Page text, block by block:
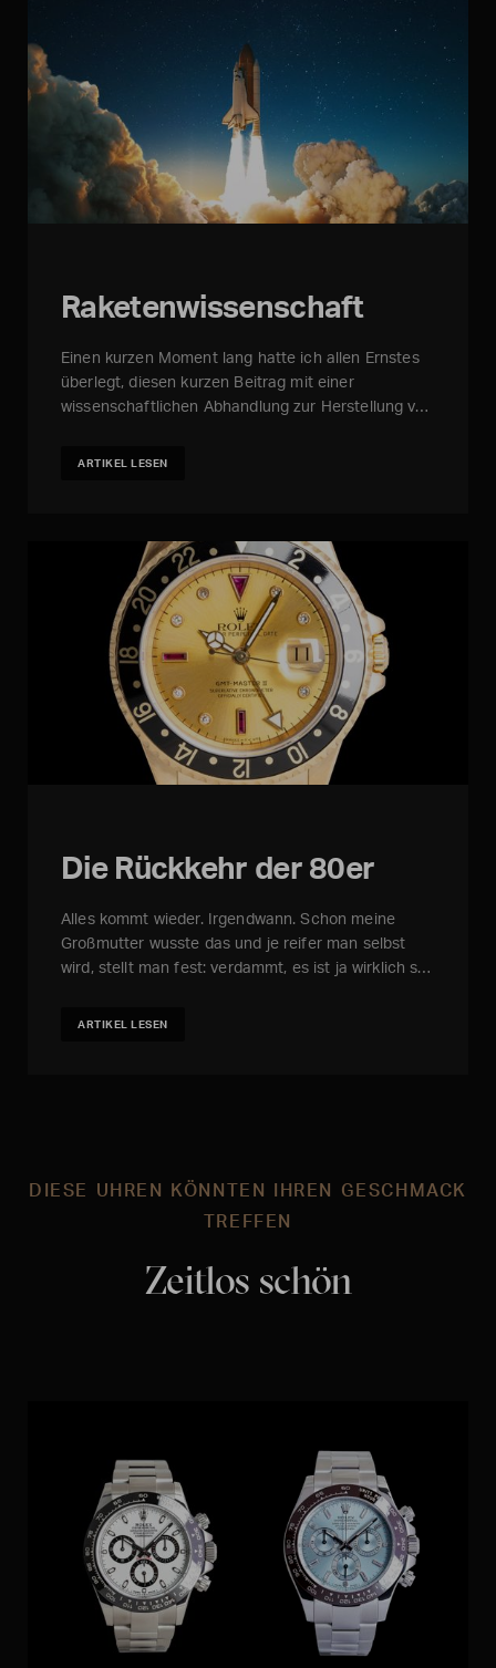
Raketenwissenschaft
Einen kurzen Moment lang hatte ich allen Ernstes
überlegt, diesen kurzen Beitrag mit einer
wissenschaftlichen Abhandlung zur Herstellung v…
ARTIKEL LESEN
Die Rückkehr der 80er
Alles kommt wieder. Irgendwann. Schon meine
Großmutter wusste das und je reifer man selbst
wird, stellt man fest: verdammt, es ist ja wirklich s…
ARTIKEL LESEN
DIESE UHREN KÖNNTEN IHREN GESCHMACK
TREFFEN
Zeitlos schön